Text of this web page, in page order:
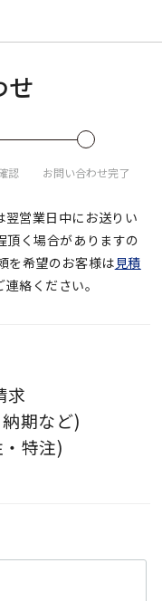
せ
認 お問い合わせ完了
営業日中にお送りい
頂く場合がありますの
を希望のお客様は見積
絡ください。
求
期など)
特注)